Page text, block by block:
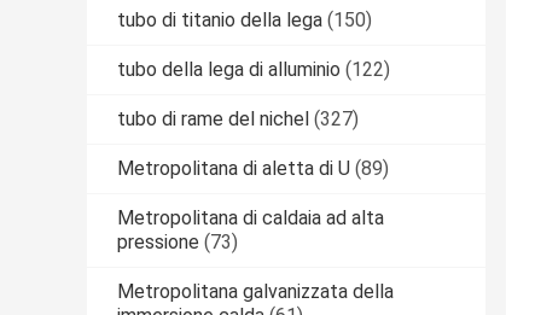
tubo di titanio della lega (150)
tubo della lega di alluminio (122)
tubo di rame del nichel (327)
Metropolitana di aletta di U (89)
Metropolitana di caldaia ad alta
pressione (73)
Metropolitana galvanizzata della